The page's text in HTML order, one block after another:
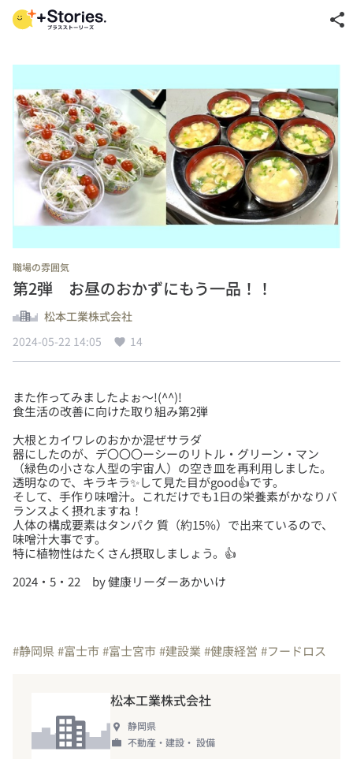
share
職場の雰囲気
第2弾 お昼のおかずにもう一品！！
松本工業株式会社
2024-05-22 14:05
14
また作ってみましたよぉ～!(^^)!
大根とカイワレのおかか混ぜサラダ
器にしたのが、デ〇〇〇ーシーのリトル・グリーン・マン
（緑色の小さな人型の宇宙人）の空き皿を再利用しました。
透明なので、キラキラ✨して見た目がgood👍です。
そして、手作り味噌汁。これだけでも1日の栄養素がかなりバ
ランスよく摂れますね！
人体の構成要素はタンパク 質（約15%）で出来ているので、
味噌汁大事です。
2024・5・22 by 健康リーダーあかいけ
#静岡県#富士市 #富士宮市 #建設業 #健康経営 #フードロス
松本工業株式会社
静岡県
不動産・建設・ 設備